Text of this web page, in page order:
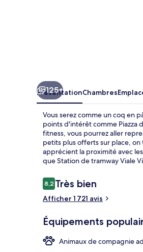
125+
PrésentationChambres
Vous serez comme un coq en
points d'intérêt comme Piazza
fitness, vous pourrez aller
petits plus offerts sur place,
apprécient la proximité avec
que Station de tramway Viale
Avis
voyageurs
8,28,2 sur 10
Très bien
Afficher 1 721 avis
Équipements
Animaux de compagnie